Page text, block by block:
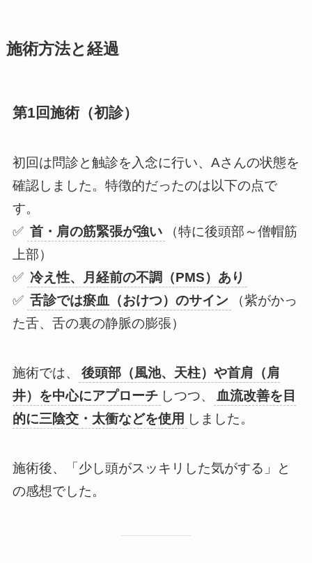
施術方法と経過
第1回施術（初診）
初回は問診と触診を入念に行い、Aさんの状態を
確認しました。特徴的だったのは以下の点で
す。
✅ 首・肩の筋緊張が強い
（特に後頭部～僧帽筋
上部）
✅ 冷え性、月経前の不調（PMS）あり
✅ 舌診では瘀血（おけつ）のサイン
（紫がかっ
た舌、舌の裏の静脈の膨張）
施術では、
後頭部（風池、天柱）や首肩（肩
井）を中心にアプローチ しつつ、
血流改善を目
的に三陰交・太衝などを使用 しました。
施術後、「少し頭がスッキリした気がする」と
の感想でした。